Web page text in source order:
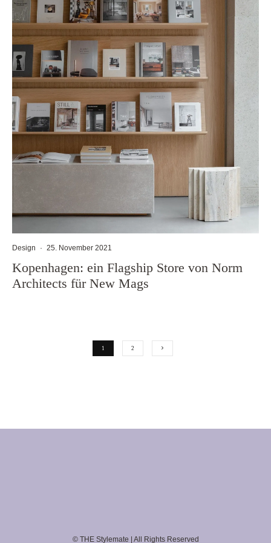
Design · 25. November 2021
Kopenhagen: ein Flagship Store von Norm
Architects für New Mags
1 2
© THE Stylemate | All Rights Reserved